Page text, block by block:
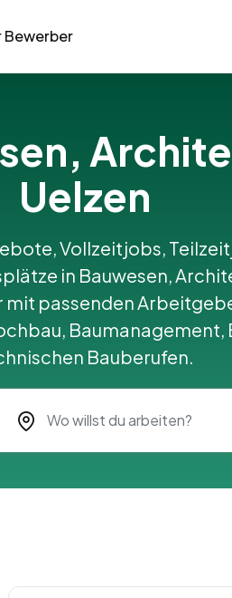
Bewerber
Uelzen
Vollzeitjobs,
in Bauwesen,
passenden
Bauberufen.